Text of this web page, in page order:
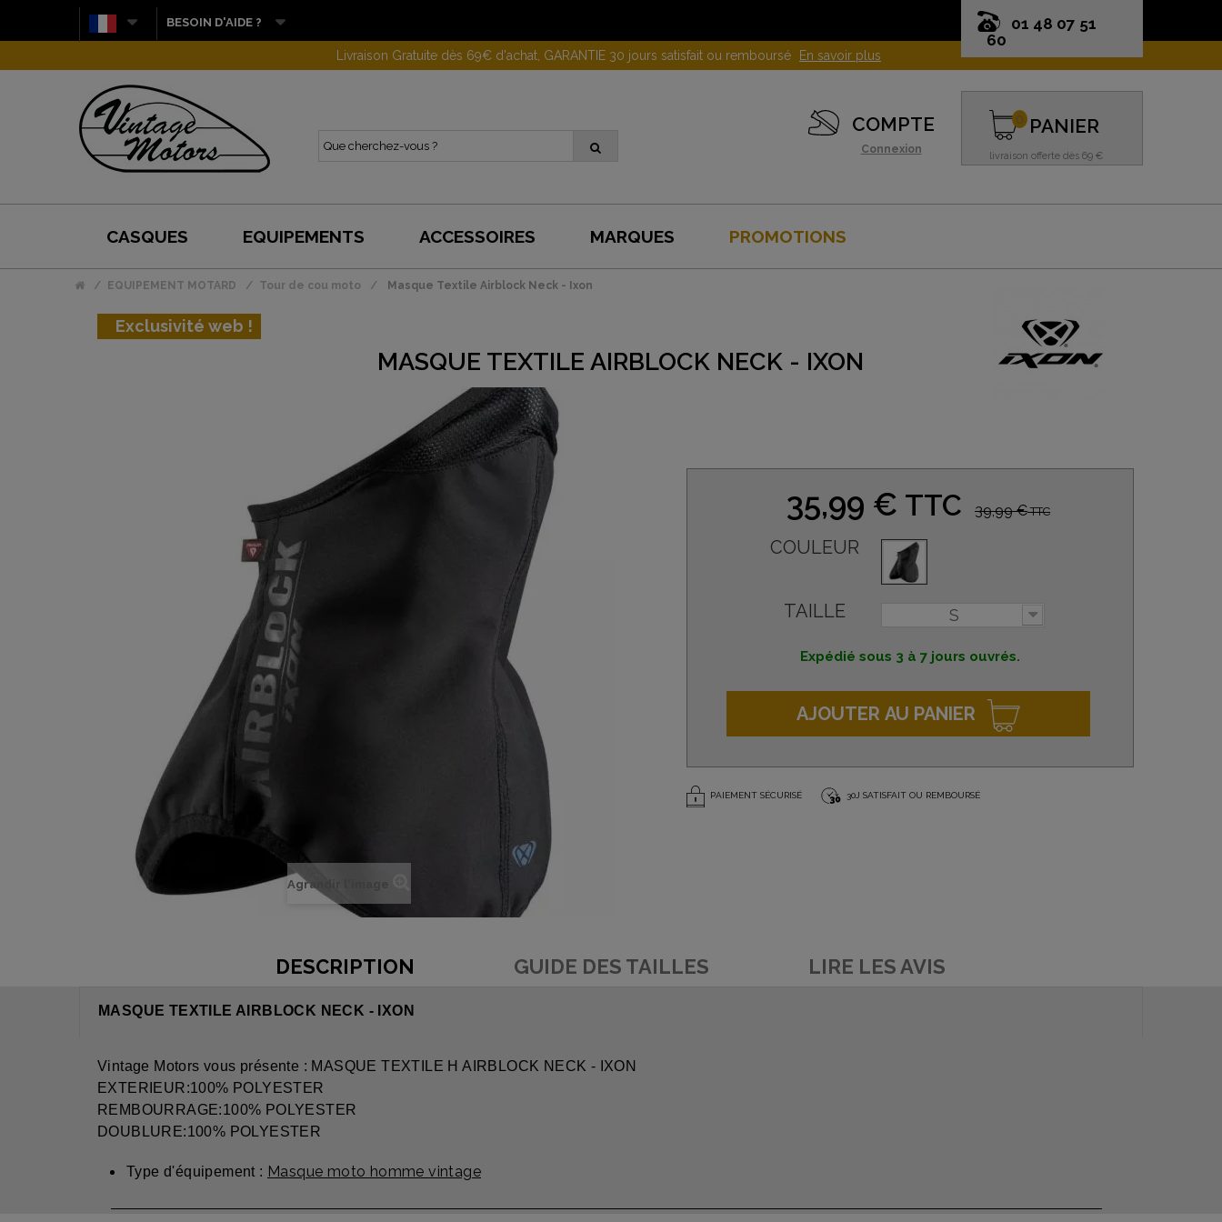
01 48 07 51
60
BESOIN D'AIDE ?
Gagnez 10 euros en parrainant un proche ! En savoir plus
COMPTE
Connexion
PANIER
livraison offerte dès 69 €
0
CASQUES EQUIPEMENTS ACCESSOIRES MARQUES PROMOTIONS
EQUIPEMENT MOTARD Tour de cou moto Masque Textile Airblock Neck - Ixon
Exclusivité web !
MASQUE TEXTILE AIRBLOCK NECK - IXON
Agrandir l'image
35,99 € TTC 39,99 €TTC
COULEUR
TAILLE S
Expédié sous 3 à 7 jours ouvrés.
AJOUTER AU PANIER
PAIEMENT SÉCURISÉ 30J SATISFAIT OU REMBOURSÉ
DESCRIPTION GUIDE DES TAILLES LIRE LES AVIS
MASQUE TEXTILE AIRBLOCK NECK - IXON
Vintage Motors vous présente : MASQUE TEXTILE H AIRBLOCK NECK - IXON
EXTERIEUR:100% POLYESTER
REMBOURRAGE:100% POLYESTER
DOUBLURE:100% POLYESTER
Type d'équipement : Masque moto homme vintage